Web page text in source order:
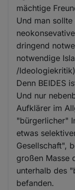
mächtige
Und man
dringend
notwendige
/
Denn BEIDES
Und nur
Aufklärer im
"bürgerlicher"
etwas
Gesellschaft",
großen Masse
unterhalb des
befanden.